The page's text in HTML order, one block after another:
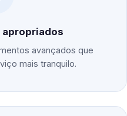
avançados que
mais tranquilo.